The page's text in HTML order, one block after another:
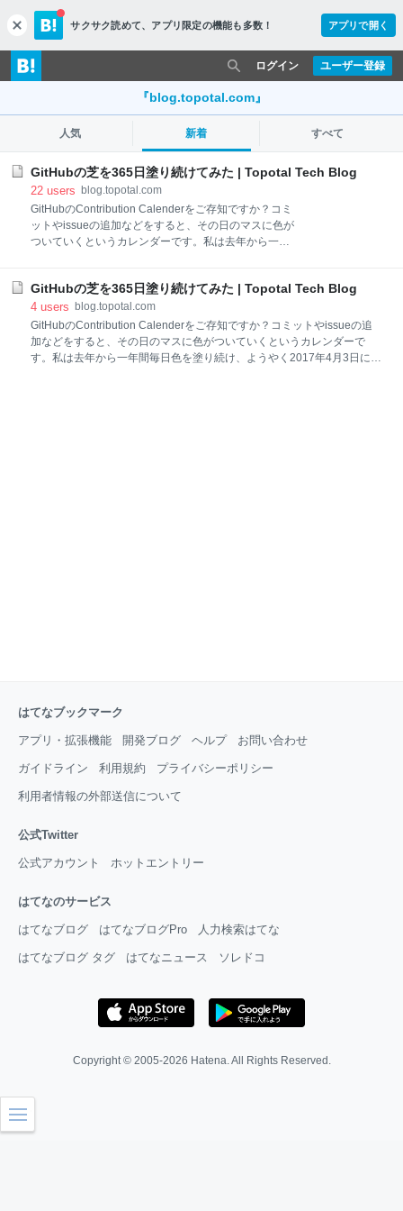
c
l
o
s
サクサク読めて、 アプリ限定の機能も多数！ アプリで開く
ユーザー登録
ログイン
『blog.topotal.com』
人気 新着 すべて
GitHubの芝を365日塗り続けてみた | Topotal Tech Blog
22 users blog.topotal.com
GitHubのContribution Calenderをご存知ですか？コミ
ットやissueの追加などをすると、その日のマスに色が
ついていくというカレンダーです。私は去年から一年
芝塗り達成しました！！！！！！
pic.twitter.com/iRtyqrJQsL — sawa-zen
(@sawada_tkys) April 3, 2017 ※ 個人のアカウントと
社用アカウントは別れているのでプライベートの作業
のみが反映されています。 なぜ始めようと思ったの
GitHubの芝を365日塗り続けてみた | Topotal Tech Blog
4 users blog.topotal.com
GitHubのContribution Calenderをご存知ですか？コミットやissueの追
加などをすると、その日のマスに色がついていくというカレンダーで
す。私は去年から一年間毎日色を塗り続け、ようやく2017年4月3日に
はてなブックマーク
アプリ・拡張機能 開発ブログ ヘルプ お問い合わせ
ガイドライン 利用規約 プライバシーポリシー
利用者情報の外部送信について
公式Twitter
公式アカウント ホットエントリー
はてなのサービス
はてなブログ はてなブログPro 人力検索はてな
はてなブログ タグ はてなニュース ソレドコ
Copyright © 2005-2026 Hatena. All Rights Reserved.